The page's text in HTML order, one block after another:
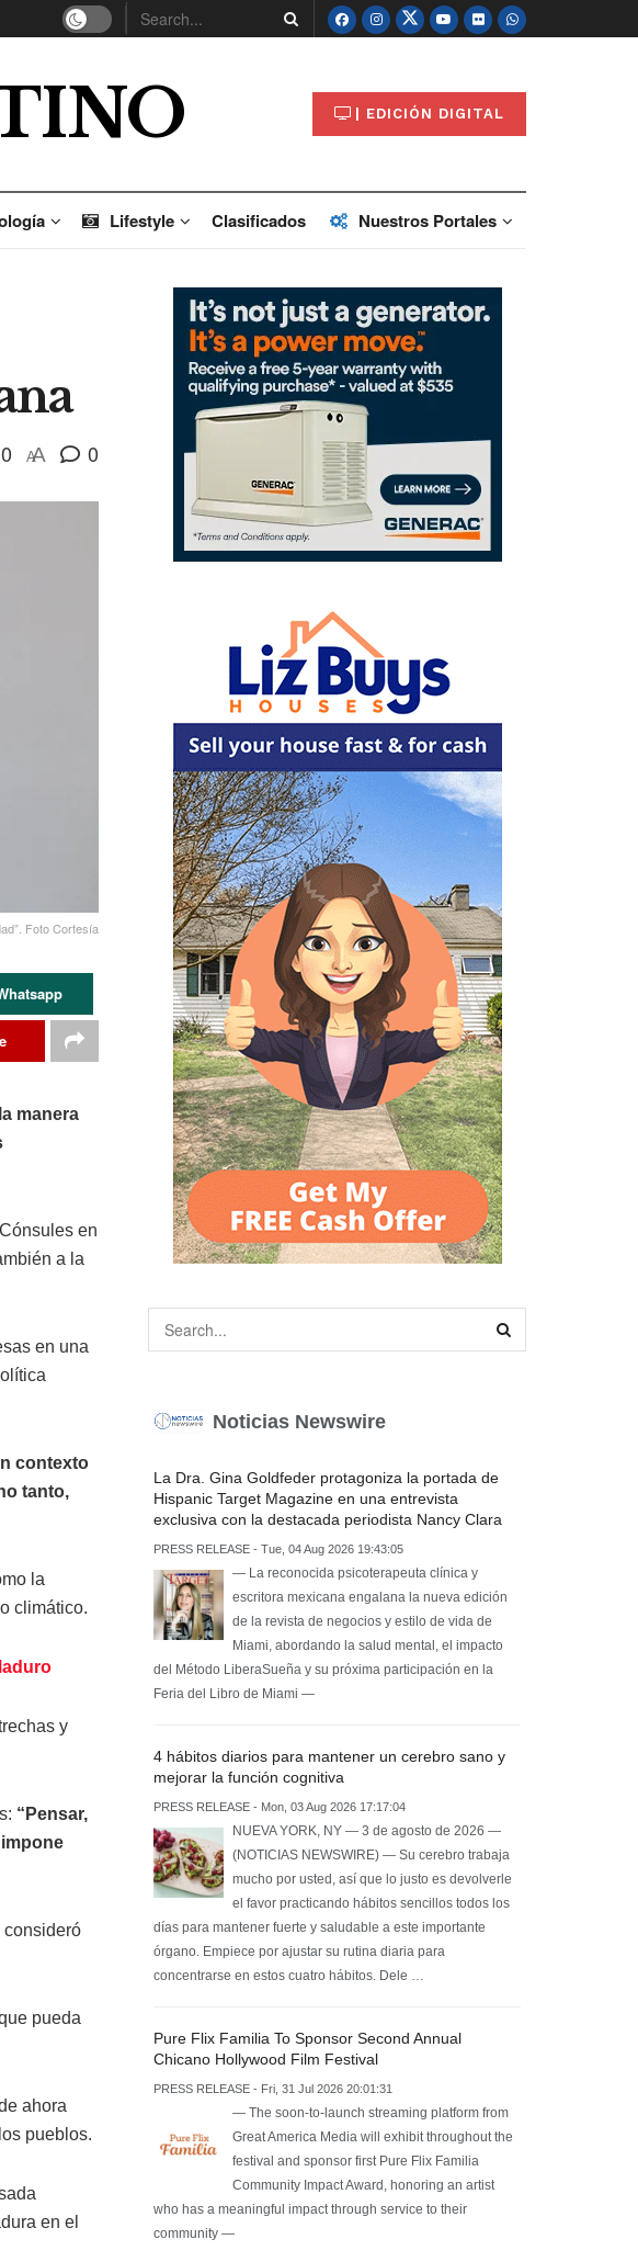
| EDICIÓN DIGITAL
Lifestyle Clasificados Nuestros Portales
0 AA 0
Foto Cortesía
manera
en
a la
en una
contexto
tanto,
la
climático.
y
“Pensar,
consideró
pueda
ahora
pueblos.
en el
Noticias Newswire
La Dra. Gina Goldfeder protagoniza la portada de
Hispanic Target Magazine en una entrevista
exclusiva con la destacada periodista Nancy Clara
PRESS RELEASE - Tue, 04 Aug 2026 19:43:05
— La reconocida psicoterapeuta clínica y
escritora mexicana engalana la nueva edición
de la revista de negocios y estilo de vida de
Miami, abordando la salud mental, el impacto
del Método LiberaSueña y su próxima participación en la
Feria del Libro de Miami —
4 hábitos diarios para mantener un cerebro sano y
mejorar la función cognitiva
PRESS RELEASE - Mon, 03 Aug 2026 17:17:04
NUEVA YORK, NY — 3 de agosto de 2026 —
(NOTICIAS NEWSWIRE) — Su cerebro trabaja
mucho por usted, así que lo justo es devolverle
el favor practicando hábitos sencillos todos los
días para mantener fuerte y saludable a este importante
órgano. Empiece por ajustar su rutina diaria para
concentrarse en estos cuatro hábitos. Dele …
Pure Flix Familia To Sponsor Second Annual
Chicano Hollywood Film Festival
PRESS RELEASE - Fri, 31 Jul 2026 20:01:31
— The soon-to-launch streaming platform from
Great America Media will exhibit throughout the
festival and sponsor first Pure Flix Familia
Community Impact Award, honoring an artist
who has a meaningful impact through service to their
community —